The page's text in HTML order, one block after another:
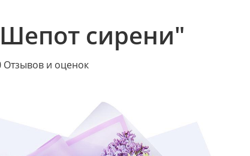
сирени"
Отзывов и оценок